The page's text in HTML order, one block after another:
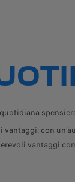
con
vantaggi